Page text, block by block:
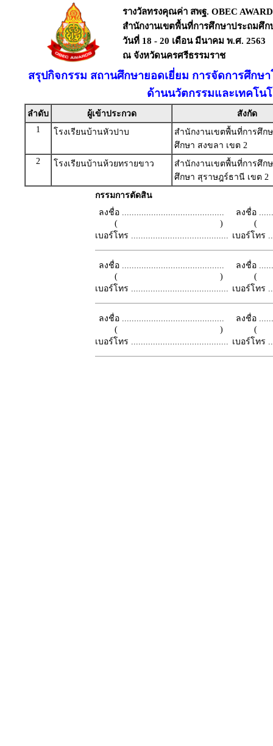
รางวัลทรงคุณค่า สพฐ. OBEC
สำนักงานเขตพื้นที่การศึกษาประถมศึก
วันที่ 18 - 20 เดือน มีนาคม พ.ศ. 2563
ณ จังหวัดนครศรีธรรมราช
สรุปกิจกรรม สถานศึกษายอดเยี่ยม การจัดการศึกษ
ด้านนวัตกรรมและเทคโน
ลำดับ ผู้เข้าประกวด
สังกัด
1
โรงเรียนบ้านหัวปาบ
สำนักงานเขตพื้นที่การศึก
ศึกษา สงขลา เขต 2
2
โรงเรียนบ้านห้วยทรายขาว
สำนักงานเขตพื้นที่การศึก
ศึกษา สุราษฎร์ธานี เขต 2
กรรมการตัดสิน
ลงชื่อ ..........................................
( )
เบอร์โทร ........................................
ลงชื่อ
เบอร์โทร
ลงชื่อ ..........................................
( )
เบอร์โทร ........................................
ลงชื่อ
เบอร์โทร
ลงชื่อ ..........................................
( )
เบอร์โทร ........................................
ลงชื่อ
เบอร์โทร